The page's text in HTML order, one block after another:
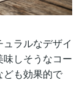
ラルなデザイ
しそうなコー
ども効果的で